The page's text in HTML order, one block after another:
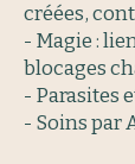
créées,
- Magie :
blocages
- Parasites
- Soins par